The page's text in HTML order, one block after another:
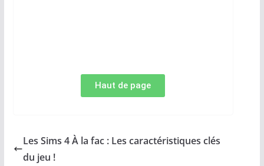
Haut de page
Les Sims 4 À la fac : Les caractéristiques clés
du jeu !